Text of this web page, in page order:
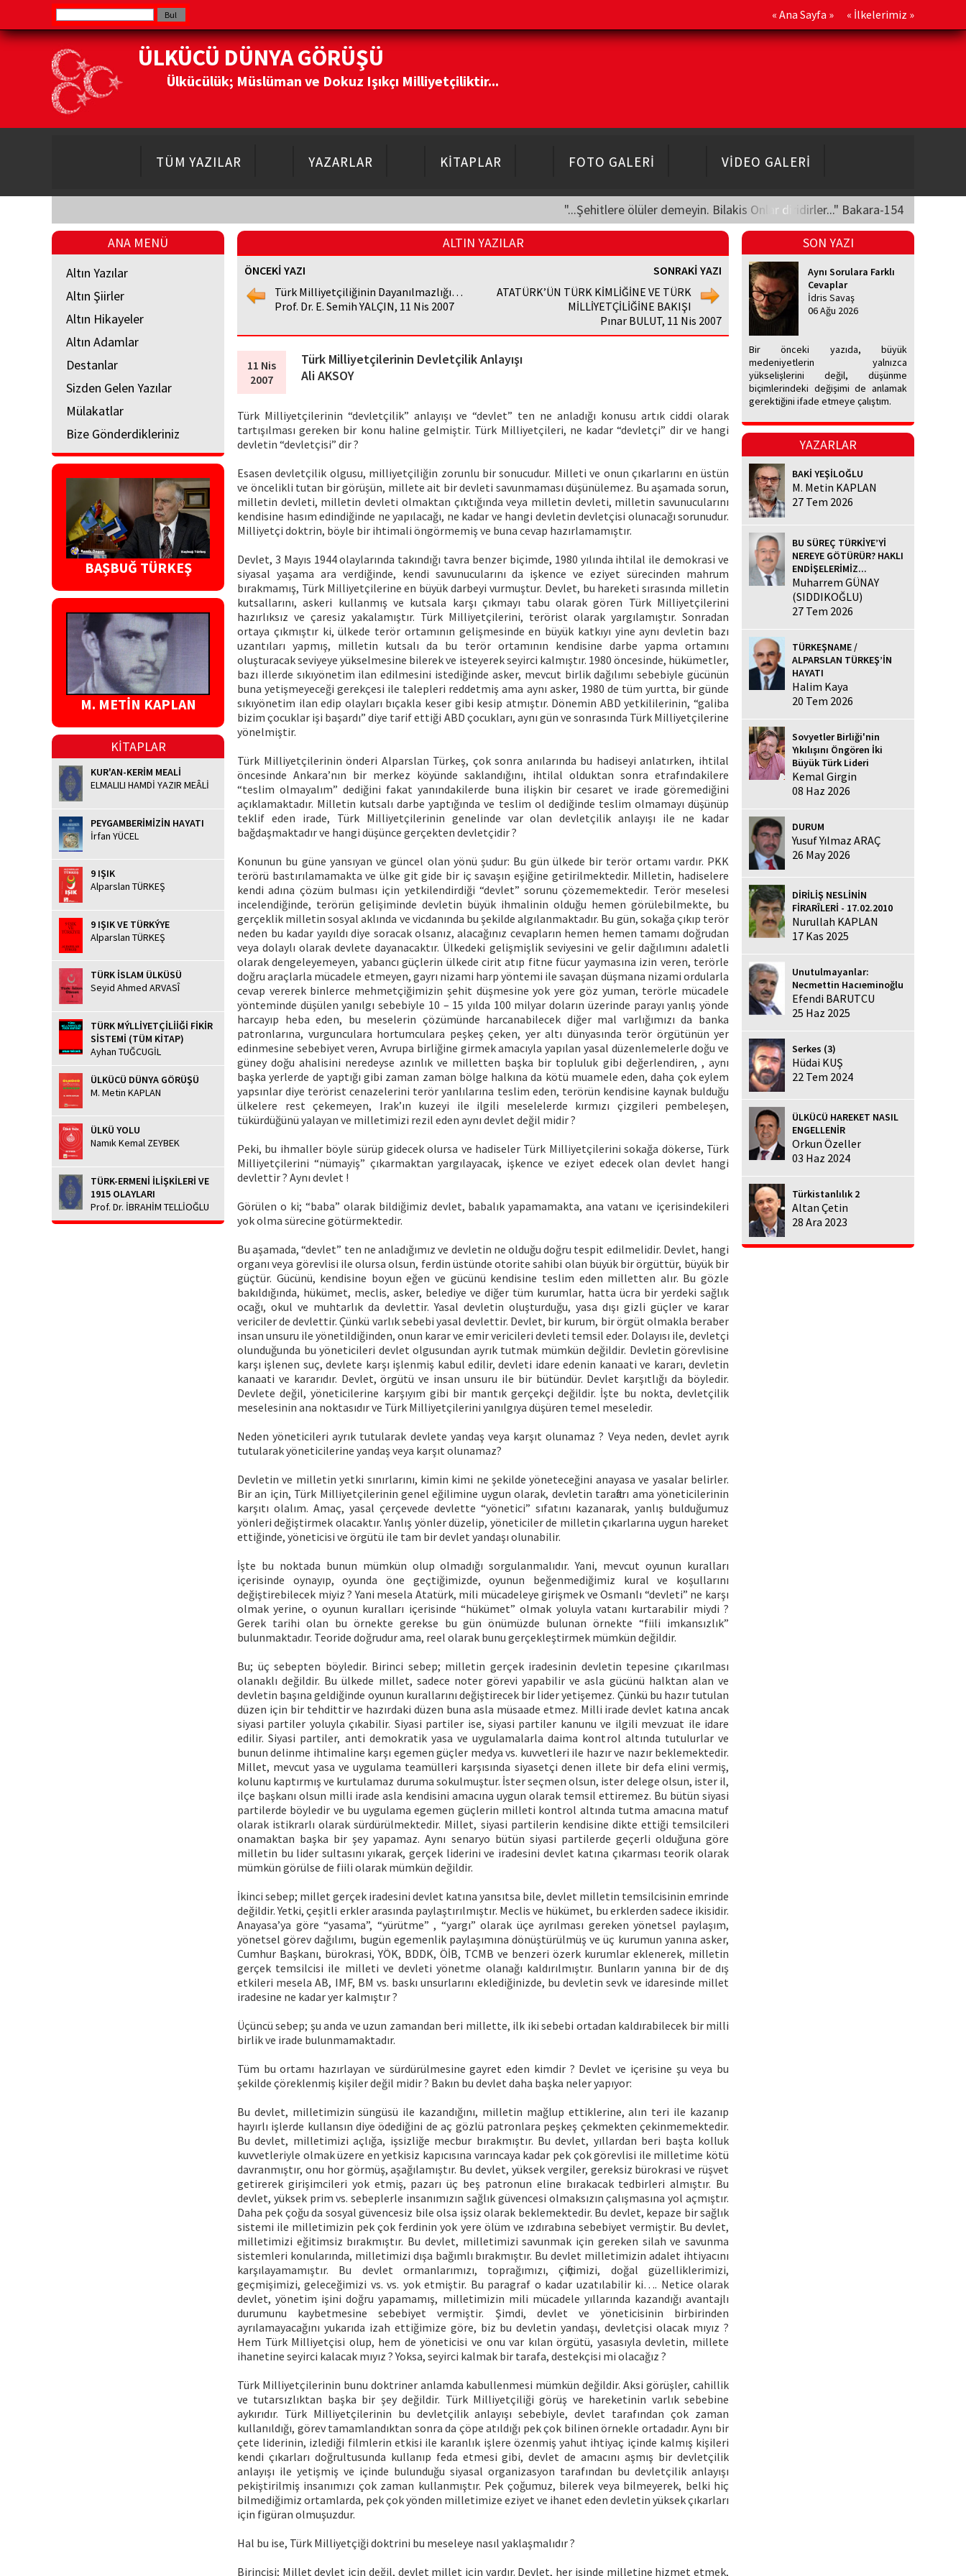
« Ana Sayfa » « İlkelerimiz »
ÜLKÜCÜ DÜNYA GÖRÜŞÜ
Ülkücülük; Müslüman ve Dokuz Işıkçı Milliyetçiliktir...
TÜM YAZILAR YAZARLAR KİTAPLAR FOTO GALERİ VİDEO GALERİ
"...Şehitlere ölüler demeyin. Bilakis Onlar diridirler..." Bakara-154
ANA MENÜ
Altın Yazılar
Altın Şiirler
Altın Hikayeler
Altın Adamlar
Destanlar
Sizden Gelen Yazılar
Mülakatlar
Bize Gönderdikleriniz
BAŞBUĞ TÜRKEŞ
M. METİN KAPLAN
KİTAPLAR
KUR'AN-KERİM MEALİ
ELMALILI HAMDİ YAZIR MEÂLİ
PEYGAMBERİMİZİN HAYATI
İrfan YÜCEL
9 IŞIK
Alparslan TÜRKEŞ
9 IŞIK VE TÜRKÝYE
Alparslan TÜRKEŞ
TÜRK İSLAM ÜLKÜSÜ
Seyid Ahmed ARVASÎ
TÜRK MÝLLİYETÇİLİİĞİ FİKİR
SİSTEMİ (TÜM KİTAP)
Ayhan TUĞCUGİL
ÜLKÜCÜ DÜNYA GÖRÜŞÜ
M. Metin KAPLAN
ÜLKÜ YOLU
Namık Kemal ZEYBEK
TÜRK-ERMENİ İLİŞKİLERİ VE
1915 OLAYLARI
Prof. Dr. İBRAHİM TELLİOĞLU
ALTIN YAZILAR
ÖNCEKİ YAZI
Türk Milliyetçiliğinin Dayanılmazlığı…
Prof. Dr. E. Semih YALÇIN, 11 Nis 2007
SONRAKİ YAZI
ATATÜRK’ÜN TÜRK KİMLİĞİNE VE TÜRK
MİLLİYETÇİLİĞİNE BAKIŞI
Pınar BULUT, 11 Nis 2007
11 Nis
2007
Türk Milliyetçilerinin Devletçilik Anlayışı
Ali AKSOY
Türk Milliyetçilerinin “devletçilik” anlayışı ve “devlet” ten ne anladığı konusu artık ciddi olarak
tartışılması gereken bir konu haline gelmiştir. Türk Milliyetçileri, ne kadar “devletçi” dir ve hangi
devletin “devletçisi” dir ?
Esasen devletçilik olgusu, milliyetçiliğin zorunlu bir sonucudur. Milleti ve onun çıkarlarını en üstün
ve öncelikli tutan bir görüşün, millete ait bir devleti savunmaması düşünülemez. Bu aşamada sorun,
milletin devleti, milletin devleti olmaktan çıktığında veya milletin devleti, milletin savunucularını
kendisine hasım edindiğinde ne yapılacağı, ne kadar ve hangi devletin devletçisi olunacağı sorunudur.
Milliyetçi doktrin, böyle bir ihtimali öngörmemiş ve buna cevap hazırlamamıştır.
Devlet, 3 Mayıs 1944 olaylarında takındığı tavra benzer biçimde, 1980 yılında ihtilal ile demokrasi ve
siyasal yaşama ara verdiğinde, kendi savunucularını da işkence ve eziyet sürecinden mahrum
bırakmamış, Türk Milliyetçilerine en büyük darbeyi vurmuştur. Devlet, bu hareketi sırasında milletin
kutsallarını, askeri kullanmış ve kutsala karşı çıkmayı tabu olarak gören Türk Milliyetçilerini
hazırlıksız ve çaresiz yakalamıştır. Türk Milliyetçilerini, terörist olarak yargılamıştır. Sonradan
ortaya çıkmıştır ki, ülkede terör ortamının gelişmesinde en büyük katkıyı yine aynı devletin bazı
uzantıları yapmış, milletin kutsalı da bu terör ortamının kendisine darbe yapma ortamını
oluşturacak seviyeye yükselmesine bilerek ve isteyerek seyirci kalmıştır. 1980 öncesinde, hükümetler,
bazı illerde sıkıyönetim ilan edilmesini istediğinde asker, mevcut birlik dağılımı sebebiyle gücünün
buna yetişmeyeceği gerekçesi ile talepleri reddetmiş ama aynı asker, 1980 de tüm yurtta, bir günde
sıkıyönetim ilan edip olayları bıçakla keser gibi kesip atmıştır. Dönemin ABD yetkililerinin, “galiba
bizim çocuklar işi başardı” diye tarif ettiği ABD çocukları, aynı gün ve sonrasında Türk Milliyetçilerine
yönelmiştir.
Türk Milliyetçilerinin önderi Alparslan Türkeş, çok sonra anılarında bu hadiseyi anlatırken, ihtilal
öncesinde Ankara’nın bir merkez köyünde saklandığını, ihtilal olduktan sonra etrafındakilere
“teslim olmayalım” dediğini fakat yanındakilerde buna ilişkin bir cesaret ve irade göremediğini
açıklamaktadır. Milletin kutsalı darbe yaptığında ve teslim ol dediğinde teslim olmamayı düşünüp
teklif eden irade, Türk Milliyetçilerinin genelinde var olan devletçilik anlayışı ile ne kadar
bağdaşmaktadır ve hangi düşünce gerçekten devletçidir ?
Konunun bu güne yansıyan ve güncel olan yönü şudur: Bu gün ülkede bir terör ortamı vardır. PKK
terörü bastırılamamakta ve ülke git gide bir iç savaşın eşiğine getirilmektedir. Milletin, hadiselere
kendi adına çözüm bulması için yetkilendirdiği “devlet” sorunu çözememektedir. Terör meselesi
incelendiğinde, terörün gelişiminde devletin büyük ihmalinin olduğu hemen görülebilmekte, bu
gerçeklik milletin sosyal aklında ve vicdanında bu şekilde algılanmaktadır. Bu gün, sokağa çıkıp terör
neden bu kadar yayıldı diye soracak olsanız, alacağınız cevapların hemen hemen tamamı doğrudan
veya dolaylı olarak devlete dayanacaktır. Ülkedeki gelişmişlik seviyesini ve gelir dağılımını adaletli
olarak dengeleyemeyen, yabancı güçlerin ülkede cirit atıp fitne fücur yaymasına izin veren, terörle
doğru araçlarla mücadele etmeyen, gayrı nizami harp yöntemi ile savaşan düşmana nizami ordularla
cevap vererek binlerce mehmetçiğimizin şehit düşmesine yok yere göz yuman, terörle mücadele
yönteminde düşülen yanılgı sebebiyle 10 – 15 yılda 100 milyar doların üzerinde parayı yanlış yönde
harcayıp heba eden, bu meselerin çözümünde harcanabilecek diğer mal varlığımızı da banka
patronlarına, vurgunculara hortumculara peşkeş çeken, yer altı dünyasında terör örgütünün yer
edinmesine sebebiyet veren, Avrupa birliğine girmek amacıyla yapılan yasal düzenlemelerle doğu ve
güney doğu ahalisini neredeyse azınlık ve milletten başka bir topluluk gibi değerlendiren, , aynı
başka yerlerde de yaptığı gibi zaman zaman bölge halkına da kötü muamele eden, daha çok eylem
yapsınlar diye terörist cenazelerini terör yanlılarına teslim eden, terörün kendisine kaynak bulduğu
ülkelere rest çekemeyen, Irak’ın kuzeyi ile ilgili meselelerde kırmızı çizgileri pembeleşen,
tükürdüğünü yalayan ve milletimizi rezil eden aynı devlet değil midir ?
Peki, bu ihmaller böyle sürüp gidecek olursa ve hadiseler Türk Milliyetçilerini sokağa dökerse, Türk
Milliyetçilerini “nümayiş” çıkarmaktan yargılayacak, işkence ve eziyet edecek olan devlet hangi
devlettir ? Aynı devlet !
Görülen o ki; “baba” olarak bildiğimiz devlet, babalık yapamamakta, ana vatanı ve içerisindekileri
yok olma sürecine götürmektedir.
Bu aşamada, “devlet” ten ne anladığımız ve devletin ne olduğu doğru tespit edilmelidir. Devlet, hangi
organı veya görevlisi ile olursa olsun, ferdin üstünde otorite sahibi olan büyük bir örgüttür, büyük bir
güçtür. Gücünü, kendisine boyun eğen ve gücünü kendisine teslim eden milletten alır. Bu gözle
bakıldığında, hükümet, meclis, asker, belediye ve diğer tüm kurumlar, hatta ücra bir yerdeki sağlık
ocağı, okul ve muhtarlık da devlettir. Yasal devletin oluşturduğu, yasa dışı gizli güçler ve karar
vericiler de devlettir. Çünkü varlık sebebi yasal devlettir. Devlet, bir kurum, bir örgüt olmakla beraber
insan unsuru ile yönetildiğinden, onun karar ve emir vericileri devleti temsil eder. Dolayısı ile, devletçi
olunduğunda bu yöneticileri devlet olgusundan ayrık tutmak mümkün değildir. Devletin görevlisine
karşı işlenen suç, devlete karşı işlenmiş kabul edilir, devleti idare edenin kanaati ve kararı, devletin
kanaati ve kararıdır. Devlet, örgütü ve insan unsuru ile bir bütündür. Devlet karşıtlığı da böyledir.
Devlete değil, yöneticilerine karşıyım gibi bir mantık gerçekçi değildir. İşte bu nokta, devletçilik
meselesinin ana noktasıdır ve Türk Milliyetçilerini yanılgıya düşüren temel meseledir.
Neden yöneticileri ayrık tutularak devlete yandaş veya karşıt olunamaz ? Veya neden, devlet ayrık
tutularak yöneticilerine yandaş veya karşıt olunamaz?
Devletin ve milletin yetki sınırlarını, kimin kimi ne şekilde yöneteceğini anayasa ve yasalar belirler.
Bir an için, Türk Milliyetçilerinin genel eğilimine uygun olarak, devletin taraftarı ama yöneticilerinin
karşıtı olalım. Amaç, yasal çerçevede devlette “yönetici” sıfatını kazanarak, yanlış bulduğumuz
yönleri değiştirmek olacaktır. Yanlış yönler düzelip, yöneticiler de milletin çıkarlarına uygun hareket
ettiğinde, yöneticisi ve örgütü ile tam bir devlet yandaşı olunabilir.
İşte bu noktada bunun mümkün olup olmadığı sorgulanmalıdır. Yani, mevcut oyunun kuralları
içerisinde oynayıp, oyunda öne geçtiğimizde, oyunun beğenmediğimiz kural ve koşullarını
değiştirebilecek miyiz ? Yani mesela Atatürk, mili mücadeleye girişmek ve Osmanlı “devleti” ne karşı
olmak yerine, o oyunun kuralları içerisinde “hükümet” olmak yoluyla vatanı kurtarabilir miydi ?
Gerek tarihi olan bu örnekte gerekse bu gün önümüzde bulunan örnekte “fiili imkansızlık”
bulunmaktadır. Teoride doğrudur ama, reel olarak bunu gerçekleştirmek mümkün değildir.
Bu; üç sebepten böyledir. Birinci sebep; milletin gerçek iradesinin devletin tepesine çıkarılması
olanaklı değildir. Bu ülkede millet, sadece noter görevi yapabilir ve asla gücünü halktan alan ve
devletin başına geldiğinde oyunun kurallarını değiştirecek bir lider yetişemez. Çünkü bu hazır tutulan
düzen için bir tehdittir ve hazırdaki düzen buna asla müsaade etmez. Milli irade devlet katına ancak
siyasi partiler yoluyla çıkabilir. Siyasi partiler ise, siyasi partiler kanunu ve ilgili mevzuat ile idare
edilir. Siyasi partiler, anti demokratik yasa ve uygulamalarla daima kontrol altında tutulurlar ve
bunun delinme ihtimaline karşı egemen güçler medya vs. kuvvetleri ile hazır ve nazır beklemektedir.
Millet, mevcut yasa ve uygulama teamülleri karşısında siyasetçi denen illete bir defa elini vermiş,
kolunu kaptırmış ve kurtulamaz duruma sokulmuştur. İster seçmen olsun, ister delege olsun, ister il,
ilçe başkanı olsun milli irade asla kendisini amacına uygun olarak temsil ettiremez. Bu bütün siyasi
partilerde böyledir ve bu uygulama egemen güçlerin milleti kontrol altında tutma amacına matuf
olarak istikrarlı olarak sürdürülmektedir. Millet, siyasi partilerin kendisine dikte ettiği temsilcileri
onamaktan başka bir şey yapamaz. Aynı senaryo bütün siyasi partilerde geçerli olduğuna göre
milletin bu lider sultasını yıkarak, gerçek liderini ve iradesini devlet katına çıkarması teorik olarak
mümkün görülse de fiili olarak mümkün değildir.
İkinci sebep; millet gerçek iradesini devlet katına yansıtsa bile, devlet milletin temsilcisinin emrinde
değildir. Yetki, çeşitli erkler arasında paylaştırılmıştır. Meclis ve hükümet, bu erklerden sadece ikisidir.
Anayasa’ya göre “yasama”, “yürütme” , “yargı” olarak üçe ayrılması gereken yönetsel paylaşım,
yönetsel görev dağılımı, bugün egemenlik paylaşımına dönüştürülmüş ve üç kurumun yanına asker,
Cumhur Başkanı, bürokrasi, YÖK, BDDK, ÖİB, TCMB ve benzeri özerk kurumlar eklenerek, milletin
gerçek temsilcisi ile milleti ve devleti yönetme olanağı kaldırılmıştır. Bunların yanına bir de dış
etkileri mesela AB, IMF, BM vs. baskı unsurlarını eklediğinizde, bu devletin sevk ve idaresinde millet
iradesine ne kadar yer kalmıştır ?
Üçüncü sebep; şu anda ve uzun zamandan beri millette, ilk iki sebebi ortadan kaldırabilecek bir milli
birlik ve irade bulunmamaktadır.
Tüm bu ortamı hazırlayan ve sürdürülmesine gayret eden kimdir ? Devlet ve içerisine şu veya bu
şekilde çöreklenmiş kişiler değil midir ? Bakın bu devlet daha başka neler yapıyor:
Bu devlet, milletimizin süngüsü ile kazandığını, milletin mağlup ettiklerine, alın teri ile kazanıp
hayırlı işlerde kullansın diye ödediğini de aç gözlü patronlara peşkeş çekmekten çekinmemektedir.
Bu devlet, milletimizi açlığa, işsizliğe mecbur bırakmıştır. Bu devlet, yıllardan beri başta kolluk
kuvvetleriyle olmak üzere en yetkisiz kapıcısına varıncaya kadar pek çok görevlisi ile milletime kötü
davranmıştır, onu hor görmüş, aşağılamıştır. Bu devlet, yüksek vergiler, gereksiz bürokrasi ve rüşvet
getirerek girişimcileri yok etmiş, pazarı üç beş patronun eline bırakacak tedbirleri almıştır. Bu
devlet, yüksek prim vs. sebeplerle insanımızın sağlık güvencesi olmaksızın çalışmasına yol açmıştır.
Daha pek çoğu da sosyal güvencesiz bile olsa işsiz olarak beklemektedir. Bu devlet, kepaze bir sağlık
sistemi ile milletimizin pek çok ferdinin yok yere ölüm ve ızdırabına sebebiyet vermiştir. Bu devlet,
milletimizi eğitimsiz bırakmıştır. Bu devlet, milletimizi savunmak için gereken silah ve savunma
sistemleri konularında, milletimizi dışa bağımlı bırakmıştır. Bu devlet milletimizin adalet ihtiyacını
karşılayamamıştır. Bu devlet ormanlarımızı, toprağımızı, çiftçimizi, doğal güzelliklerimizi,
geçmişimizi, geleceğimizi vs. vs. yok etmiştir. Bu paragraf o kadar uzatılabilir ki…. Netice olarak
devlet, yönetim işini doğru yapamamış, milletimizin mili mücadele yıllarında kazandığı avantajlı
durumunu kaybetmesine sebebiyet vermiştir. Şimdi, devlet ve yöneticisinin birbirinden
ayrılamayacağını yukarıda izah ettiğimize göre, biz bu devletin yandaşı, devletçisi olacak mıyız ?
Hem Türk Milliyetçisi olup, hem de yöneticisi ve onu var kılan örgütü, yasasıyla devletin, millete
ihanetine seyirci kalacak mıyız ? Yoksa, seyirci kalmak bir tarafa, destekçisi mi olacağız ?
Türk Milliyetçilerinin bunu doktriner anlamda kabullenmesi mümkün değildir. Aksi görüşler, cahillik
ve tutarsızlıktan başka bir şey değildir. Türk Milliyetçiliği görüş ve hareketinin varlık sebebine
aykırıdır. Türk Milliyetçilerinin bu devletçilik anlayışı sebebiyle, devlet tarafından çok zaman
kullanıldığı, görev tamamlandıktan sonra da çöpe atıldığı pek çok bilinen örnekle ortadadır. Aynı bir
çete liderinin, izlediği filmlerin etkisi ile karanlık işlere özenmiş yahut ihtiyaç içinde kalmış kişileri
kendi çıkarları doğrultusunda kullanıp feda etmesi gibi, devlet de amacını aşmış bir devletçilik
anlayışı ile yetişmiş ve içinde bulunduğu siyasal organizasyon tarafından bu devletçilik anlayışı
pekiştirilmiş insanımızı çok zaman kullanmıştır. Pek çoğumuz, bilerek veya bilmeyerek, belki hiç
bilmediğimiz ortamlarda, pek çok yönden milletimize eziyet ve ihanet eden devletin yüksek çıkarları
için figüran olmuşuzdur.
Hal bu ise, Türk Milliyetçiği doktrini bu meseleye nasıl yaklaşmalıdır ?
Birincisi; Millet devlet için değil, devlet millet için vardır. Devlet, her işinde milletine hizmet etmek,
SON YAZI
Aynı Sorulara Farklı
Cevaplar
İdris Savaş
06 Ağu 2026
Bir önceki yazıda, büyük
medeniyetlerin yalnızca
yükselişlerini değil, düşünme
biçimlerindeki değişimi de anlamak
gerektiğini ifade etmeye çalıştım.
YAZARLAR
BAKİ YEŞİLOĞLU
M. Metin KAPLAN
27 Tem 2026
BU SÜREÇ TÜRKİYE’Yİ
NEREYE GÖTÜRÜR? HAKLI
ENDİŞELERİMİZ...
Muharrem GÜNAY
(SIDDIKOĞLU)
27 Tem 2026
TÜRKEŞNAME /
ALPARSLAN TÜRKEŞ’İN
HAYATI
Halim Kaya
20 Tem 2026
Sovyetler Birliği'nin
Yıkılışını Öngören İki
Büyük Türk Lideri
Kemal Girgin
08 Haz 2026
DURUM
Yusuf Yılmaz ARAÇ
26 May 2026
DİRİLİŞ NESLİNİN
FİRARÎLERİ - 17.02.2010
Nurullah KAPLAN
17 Kas 2025
Unutulmayanlar:
Necmettin Hacıeminoğlu
Efendi BARUTCU
25 Haz 2025
Serkes (3)
Hüdai KUŞ
22 Tem 2024
ÜLKÜCÜ HAREKET NASIL
ENGELLENİR
Orkun Özeller
03 Haz 2024
Türkistanlılık 2
Altan Çetin
28 Ara 2023